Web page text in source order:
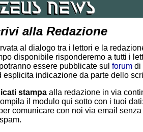
alla Redazione
al dialogo tra i lettori e la
disponibile risponderemo a tutti i
essere pubblicate sul forum di
esplicita indicazione da parte dello
stampa alla redazione in via
il modulo qui sotto con i tuoi
comunicare con noi via email senza